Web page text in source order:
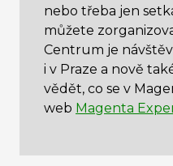
nebo třeba jen
můžete
Centrum je
i v Praze a nově
vědět, co se v
web Magenta